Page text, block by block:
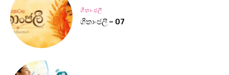
ගීතාංජලී
ගීතාංජලී – 07